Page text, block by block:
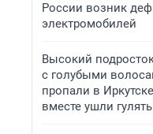
России возник
электромобилей
Высокий
с голубыми
пропали в
вместе ушли